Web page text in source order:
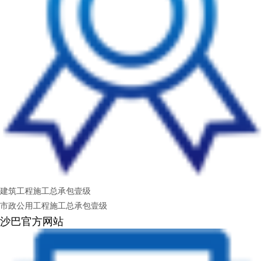
建筑工程施工总承包壹级
市政公用工程施工总承包壹级
沙巴官方网站